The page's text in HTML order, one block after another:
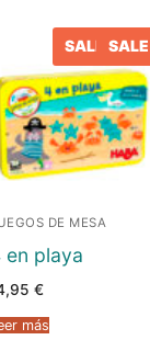
DE MESA
SALE SALE
en playa
€
más